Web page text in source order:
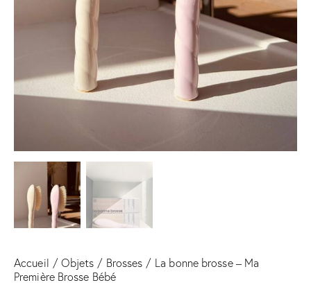
Accueil Objets Brosses
La bonne brosse – Ma
Première Brosse Bébé